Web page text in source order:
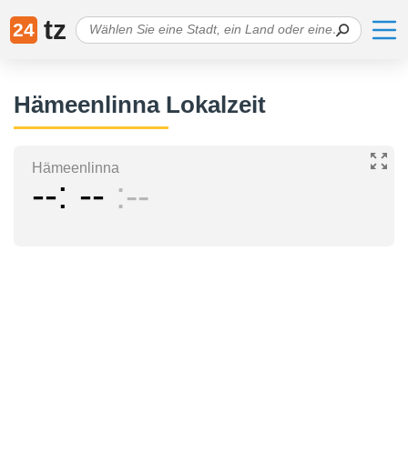
24 tz
Hämeenlinna Lokalzeit
Hämeenlinna
-- -- --